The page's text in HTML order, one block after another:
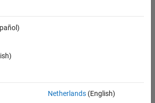
Netherlands(English)